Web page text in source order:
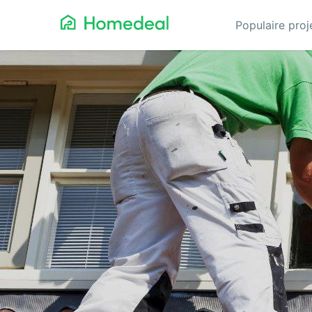
Populaire
Aanbouw
Airco
Architect
Asbest verwijderen
Badkamerspecialist
Bestraten
Cv-ketel
Dakbedekking